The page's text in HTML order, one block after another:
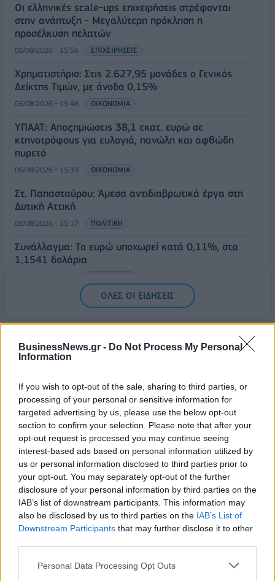
BusinessNews.gr - Do Not Process My Personal
Information
If you wish to opt-out of the sale, sharing to third parties, or
processing of your personal or sensitive information for
targeted advertising by us, please use the below opt-out
section to confirm your selection. Please note that after your
opt-out request is processed you may continue seeing
interest-based ads based on personal information utilized by
us or personal information disclosed to third parties prior to
your opt-out. You may separately opt-out of the further
disclosure of your personal information by third parties on the
IAB’s list of downstream participants. This information may
also be disclosed by us to third parties on the IAB’s List of
Downstream Participants that may further disclose it to other
Personal Data Processing Opt Outs
Οι ελληνικές scale-ups επιχειρήσεις στρέφονται
στην ανάπτυξη - Μεγαλύτερη πρόκληση η
προσέλκυση πελατών
06/08/2026 - 15:56 ΕΠΙΧΕΙΡΗΣΕΙΣ
Χρηματιστήριο: Στις 2.627,95 μονάδες ο Γενικός
Δείκτης Τιμών, με άνοδο 0,15%
06/08/2026 - 15:46 ΟΙΚΟΝΟΜΙΑ
ΥΠΑΑΤ: Αποζημιώσεις 38,1 εκατ. ευρώ σε
κτηνοτρόφους για ευλογιά, πανώλη και αφθώδη
πυρετό
06/08/2026 - 15:33 ΟΙΚΟΝΟΜΙΑ
Στ. Παπασταύρου: Άμεσα αντιδιαβρωτικά έργα στη
Δυτική Αττική
06/08/2026 - 15:17 ΠΟΛΙΤΙΚΗ
Συνάλλαγμα: Το ευρώ υποχωρεί κατά 0,11%, στα
1,1541 δολάρια
ΟΛΕΣ ΟΙ ΕΙΔΗΣΕΙΣ
ΔΗΜΟΦΙΛΗ
Β.Σ. Καρούλιας: Τζίρος 98,7 εκατ. ευρώ και
αύξηση κερδών 57% - Τα νέα στοιχήματα σε low
& non alcohol
06/08/2026 - 11:48 ΕΠΙΧΕΙΡΗΣΕΙΣ
18η συνεχόμενη χρονιά για τον ΟΤΕ στη διεθνή